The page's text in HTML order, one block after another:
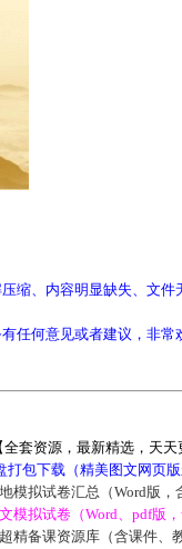
缩、内容明显缺失、文
任何意见或者建议，非
全套资源，最新精选，天天
包下载（精美图文网页版
模拟试卷汇总（Word版，
模拟试卷（Word、pdf版，
精备课资源库（含课件、